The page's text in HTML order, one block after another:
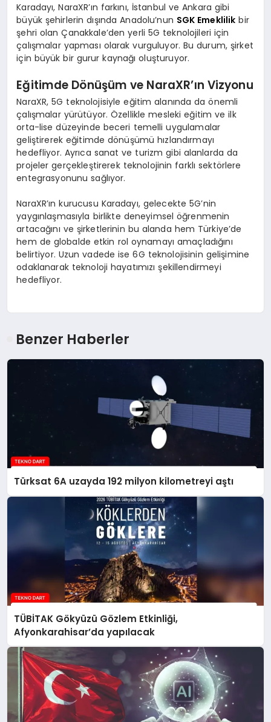
Karadayı, NaraXR’ın farkını, İstanbul ve Ankara gibi
büyük şehirlerin dışında Anadolu’nun SGK Emeklilik bir
şehri olan Çanakkale’den yerli 5G teknolojileri için
çalışmalar yapması olarak vurguluyor. Bu durum, şirket
için büyük bir gurur kaynağı oluşturuyor.
Eğitimde Dönüşüm ve NaraXR’ın Vizyonu
NaraXR, 5G teknolojisiyle eğitim alanında da önemli
çalışmalar yürütüyor. Özellikle mesleki eğitim ve ilk
orta-lise düzeyinde beceri temelli uygulamalar
geliştirerek eğitimde dönüşümü hızlandırmayı
hedefliyor. Ayrıca sanat ve turizm gibi alanlarda da
projeler gerçekleştirerek teknolojinin farklı sektörlere
entegrasyonunu sağlıyor.
NaraXR’ın kurucusu Karadayı, gelecekte 5G’nin
yaygınlaşmasıyla birlikte deneyimsel öğrenmenin
artacağını ve şirketlerinin bu alanda hem Türkiye’de
hem de globalde etkin rol oynamayı amaçladığını
belirtiyor. Uzun vadede ise 6G teknolojisinin gelişimine
odaklanarak teknoloji hayatımızı şekillendirmeyi
hedefliyor.
Benzer Haberler
Türksat 6A uzayda 192 milyon kilometreyi aştı
TÜBİTAK Gökyüzü Gözlem Etkinliği,
Afyonkarahisar’da yapılacak